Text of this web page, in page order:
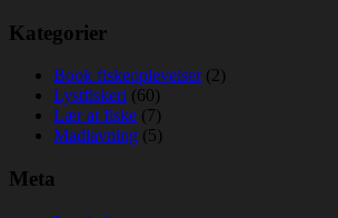
Kategorier
Book fiskeoplevelser(2)
Lystfiskeri (60)
Lær at fiske (7)
Madlavning (5)
Meta